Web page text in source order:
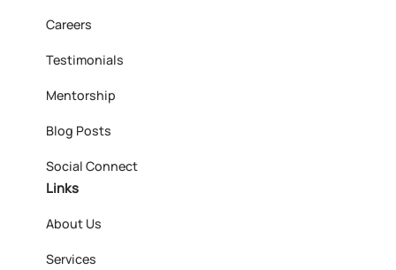
Careers
Testimonials
Mentorship
Blog Posts
Social Connect
Links
About Us
Services